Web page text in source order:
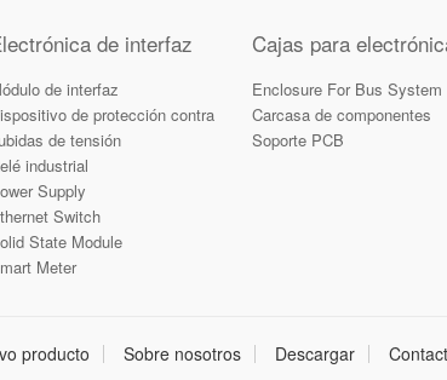
de interfaz
de interfaz
de protección contra
de tensión
industrial
Supply
Switch
State Module
Meter
Cajas para
Enclosure For Bus System
Carcasa de componentes
Soporte PCB
producto Sobre nosotros Descargar